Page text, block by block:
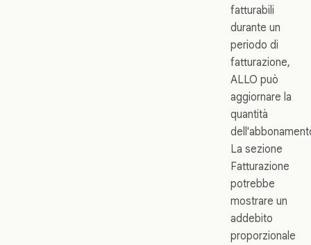
fatturabili
durante un
periodo di
fatturazione,
ALLO può
aggiornare la
quantità
La sezione
Fatturazione
potrebbe
mostrare un
addebito
proporzionale